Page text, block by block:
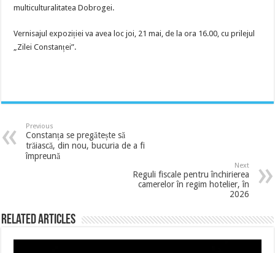
multiculturalitatea Dobrogei.
Vernisajul expoziției va avea loc joi, 21 mai, de la ora 16.00, cu prilejul
„Zilei Constanței”.
Previous
Constanța se pregătește să
trăiască, din nou, bucuria de a fi
împreună
Next
Reguli fiscale pentru închirierea
camerelor în regim hotelier, în
2026
Related Articles